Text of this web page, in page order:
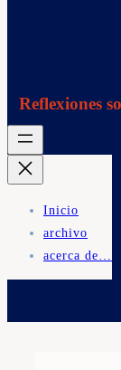
Reflexiones
Inicio
archivo
acerca de…